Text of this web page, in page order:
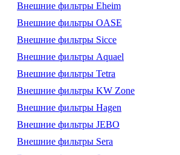
Внешние фильтры Eheim
Внешние фильтры OASE
Внешние фильтры Sicce
Внешние фильтры Aquael
Внешние фильтры Tetra
Внешние фильтры KW Zone
Внешние фильтры Hagen
Внешние фильтры JEBO
Внешние фильтры Sera